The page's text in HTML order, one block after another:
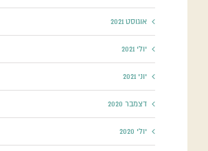
אוגוסט 2021
יולי 2021
יוני 2021
דצמבר 2020
יולי 2020